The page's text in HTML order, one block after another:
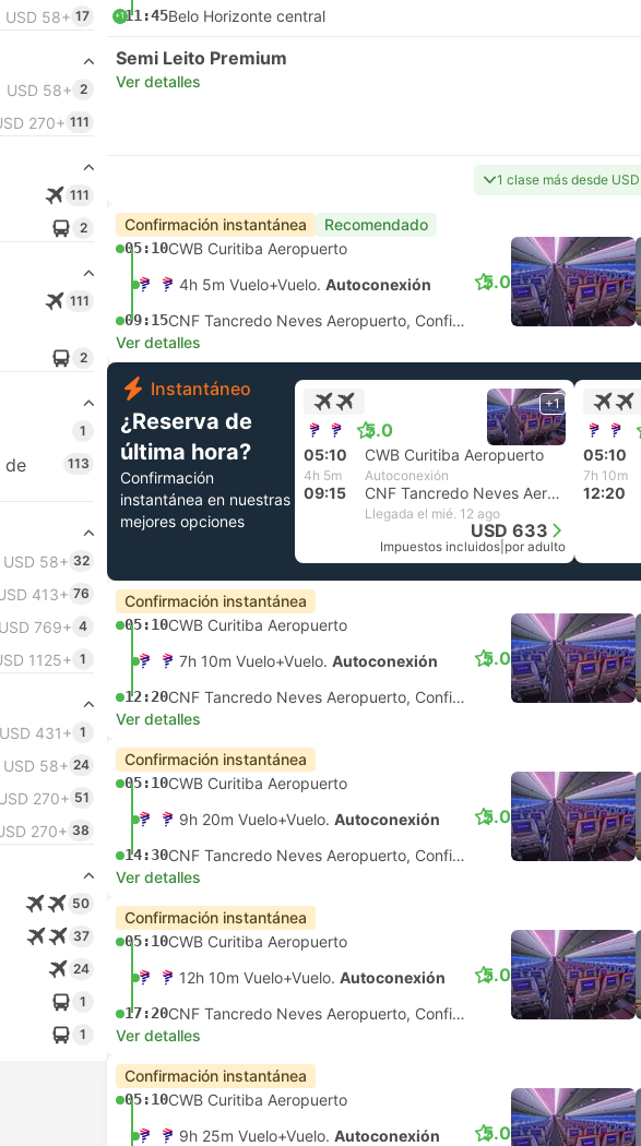
USD 58+ 17
USD 58+ 2
270+ 111
111
2
111
2
1
de
113
USD 58+ 32
413+ 76
USD 769+ 4
1125+ 1
USD 431+ 1
USD 58+ 24
270+ 51
270+ 38
50
37
24
1
1
+111:45Belo Horizonte central
Semi Leito Premium
Ver detalles
1 clase más desde
Confirmación instantánea Recomendado
05:10CWB Curitiba Aeropuerto
4h 5m Vuelo+Vuelo. Autoconexión
09:15 CNF Tancredo Neves Aeropuerto, Confins
5.0
Ver detalles
Instantáneo
¿Reserva de
última hora?
Confirmación
instantánea en nuestras
mejores opciones
5.0
+1
05:10 CWB Curitiba Aeropuerto
4h 5m Autoconexión
09:15 CNF Tancredo Neves Aeropuerto, Confins
Llegada el mié. 12 ago
USD 633
Impuestos incluidos por adulto
05:10
7h 10m
12:20
Confirmación instantánea
05:10CWB Curitiba Aeropuerto
7h 10m Vuelo+Vuelo. Autoconexión
12:20 CNF Tancredo Neves Aeropuerto, Confins
5.0
Ver detalles
Confirmación instantánea
05:10CWB Curitiba Aeropuerto
9h 20m Vuelo+Vuelo. Autoconexión
14:30 CNF Tancredo Neves Aeropuerto, Confins
5.0
Ver detalles
Confirmación instantánea
05:10CWB Curitiba Aeropuerto
12h 10m Vuelo+Vuelo. Autoconexión
17:20 CNF Tancredo Neves Aeropuerto, Confins
5.0
Ver detalles
Confirmación instantánea
05:10CWB Curitiba Aeropuerto
9h 25m Vuelo+Vuelo. Autoconexión 5.0